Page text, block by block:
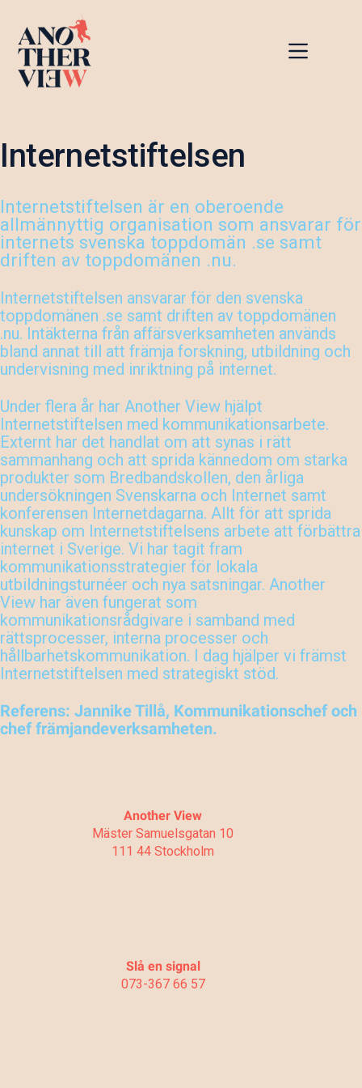
innehåll
Internetstiftelsen
Internetstiftelsen är en oberoende
allmännyttig organisation som ansvarar för
internets svenska toppdomän .se samt
driften av toppdomänen .nu.
Internetstiftelsen ansvarar för den svenska
toppdomänen .se samt driften av toppdomänen
.nu. Intäkterna från affärsverksamheten används
bland annat till att främja forskning, utbildning och
undervisning med inriktning på internet.
Under flera år har Another View hjälpt
Internetstiftelsen med kommunikationsarbete.
Externt har det handlat om att synas i rätt
sammanhang och att sprida kännedom om starka
produkter som Bredbandskollen, den årliga
undersökningen Svenskarna och Internet samt
konferensen Internetdagarna. Allt för att sprida
kunskap om Internetstiftelsens arbete att förbättra
internet i Sverige. Vi har tagit fram
kommunikationsstrategier för lokala
utbildningsturnéer och nya satsningar. Another
View har även fungerat som
kommunikationsrådgivare i samband med
rättsprocesser, interna processer och
hållbarhetskommunikation. I dag hjälper vi främst
Internetstiftelsen med strategiskt stöd.
Referens: Jannike Tillå, Kommunikationschef och
chef främjandeverksamheten.
Another View
Mäster Samuelsgatan 10
111 44 Stockholm
Slå en signal
073-367 66 57